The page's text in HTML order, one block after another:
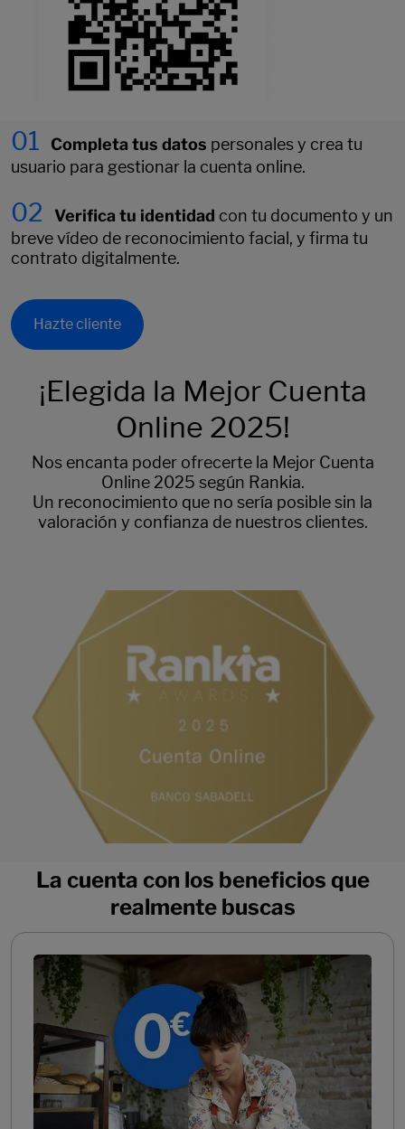
01 Completa tus datos personales y crea tu
usuario para gestionar la cuenta online.
02 Verifica tu identidad con tu documento y un
breve vídeo de reconocimiento facial, y firma tu
contrato digitalmente.
Hazte cliente
¡Elegida la Mejor Cuenta
Online 2025!
Nos encanta poder ofrecerte la Mejor Cuenta
Online 2025 según Rankia.
Un reconocimiento que no sería posible sin la
valoración y confianza de nuestros clientes.
La cuenta con los beneficios que
realmente buscas